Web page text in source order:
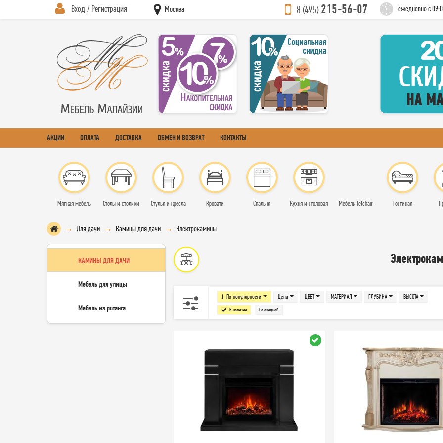
Вход / Регистрация Москва 8 (495)215-56-07 ежедневно с
АКЦИИ ОПЛАТА ДОСТАВКА ОБМЕН И ВОЗВРАТ КОНТАКТЫ
Мягкая мебель Столы и столики Стулья и кресла Кровати Спальня Кухня и столовая Мебель Tetchair Гостиная
Для дачи Камины для дачи Электрокамины
КАМИНЫ ДЛЯ ДАЧИ
Мебель для улицы
Мебель из ротанга
По популярности Цена
В наличии Со скидкой
ЦВЕТ МАТЕРИАЛ ГЛУБИНА ВЫСОТА